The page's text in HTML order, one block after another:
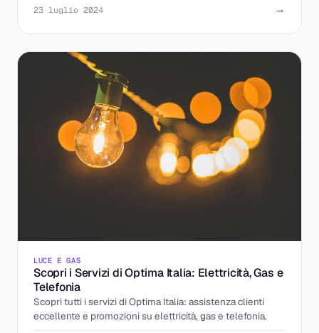
23 luglio 2024 →
LUCE E GAS
Scopri i Servizi di Optima Italia: Elettricità, Gas e
Telefonia
Scopri tutti i servizi di Optima Italia: assistenza clienti
eccellente e promozioni su elettricità, gas e telefonia.